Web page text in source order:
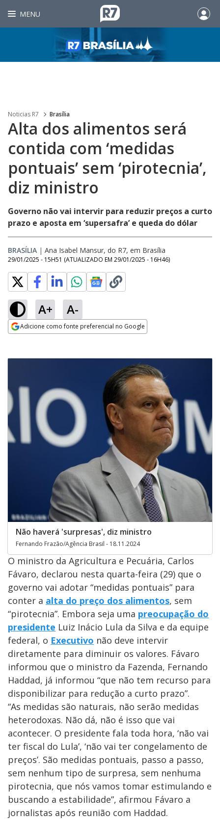
MENU
Noticias R7 Brasília
Alta dos alimentos será
contida com ‘medidas
pontuais’ sem ‘pirotecnia’,
diz ministro
Governo não vai intervir para reduzir preços a curto
prazo e aposta em ‘supersafra’ e queda do dólar
BRASÍLIA | Ana Isabel Mansur, do R7, em Brasília
29/01/2025 - 15H51 (ATUALIZADO EM 29/01/2025 - 16H46)
A+ A-
Adicione como fonte preferencial no Google
Não haverá 'surpresas', diz ministro
Fernando Frazão/Agência Brasil - 18.11.2024
O ministro da Agricultura e Pecuária, Carlos
Fávaro, declarou nesta quarta-feira (29) que o
governo vai adotar “medidas pontuais” para
conter a alta do preço dos alimentos, sem
“pirotecnia”. Embora seja uma preocupação do
presidente Luiz Inácio Lula da Silva e da equipe
federal, o Executivo não deve intervir
diretamente para diminuir os valores. Fávaro
informou que o ministro da Fazenda, Fernando
Haddad, já informou “que não tem recurso para
disponibilizar para redução a curto prazo”.
“As medidas são naturais, não serão medidas
heterodoxas. Não dá, não é isso que vai
acontecer. O presidente fala toda hora, ‘não vai
ter fiscal do Lula’, ‘não vai ter congelamento de
preços’. São medidas pontuais, passo a passo,
sem nenhum tipo de surpresa, sem nenhuma
pirotecnia, que nós vamos tomar estimulando e
buscando a estabilidade”, afirmou Fávaro a
jornalistas após reunião com Haddad.